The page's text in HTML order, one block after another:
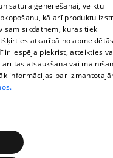
satura ģenerēšanai, veiktu
kā arī produktu
sīkdatnēm, kuras tiek
atkarībā no
ir iespēja piekrist, atteikties
tās atsaukšana vai
informācijas par